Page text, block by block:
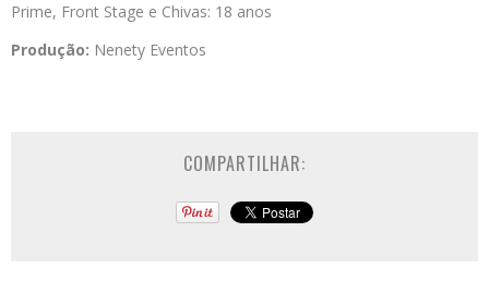
Prime, Front Stage e Chivas: 18 anos
Produção: Nenety Eventos
COMPARTILHAR: